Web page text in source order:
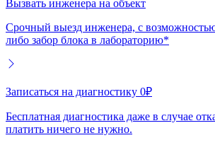
Вызвать инженера на объект
Срочный выезд инженера, с
либо забор блока в лабораторию*
Записаться на диагностику 0₽
Бесплатная диагностика даже в случае
платить ничего не нужно.